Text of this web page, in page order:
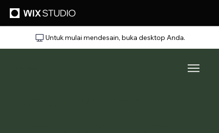
Untuk mulai mendesain, buka desktop Anda.